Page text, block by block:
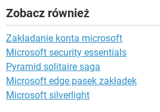
Zobacz również
Zakładanie konta microsoft
Microsoft security essentials
Pyramid solitaire saga
Microsoft edge pasek zakładek
Microsoft silverlight